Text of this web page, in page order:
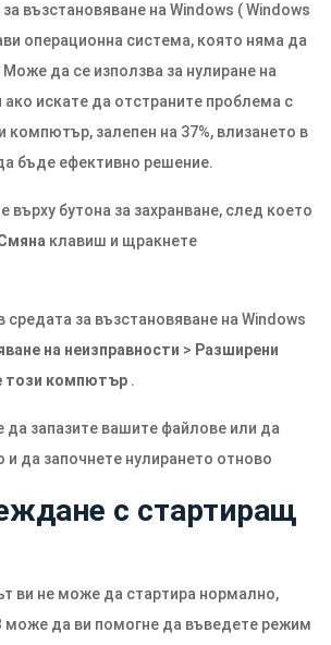
възстановяване на Windows ( Windows
операционна система, която няма да
да се използва за нулиране на
искате да отстраните проблема с
компютър, залепен на 37%, влизането в
бъде ефективно решение.
върху бутона за захранване, след което
клавиш и щракнете
за възстановяване на Windows
на неизправности > Разширени
този компютър .
да запазите вашите файлове или да
и да започнете нулирането отново
с стартиращ
ви не може да стартира нормално,
може да ви помогне да въведете режим